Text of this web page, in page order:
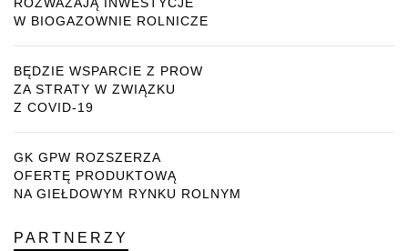
ROZWAŻAJĄ INWESTYCJE
W BIOGAZOWNIE ROLNICZE
BĘDZIE WSPARCIE Z PROW
ZA STRATY W ZWIĄZKU
Z COVID-19
GK GPW ROZSZERZA
OFERTĘ PRODUKTOWĄ
NA GIEŁDOWYM RYNKU ROLNYM
PARTNERZY